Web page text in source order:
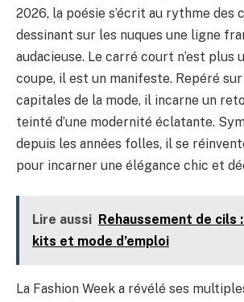
2026, la poésie s’écrit au rythme des
dessinant sur les nuques une ligne
audacieuse. Le carré court n’est plus
coupe, il est un manifeste. Repéré
capitales de la mode, il incarne un
teinté d’une modernité éclatante.
depuis les années folles, il se
pour incarner une élégance chic et
Lire aussi Rehaussement de cils
kits et mode d’emploi
La Fashion Week a révélé ses